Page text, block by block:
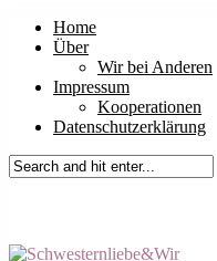
Home
Über
Wir bei Anderen
Impressum
Kooperationen
Datenschutzerklärung